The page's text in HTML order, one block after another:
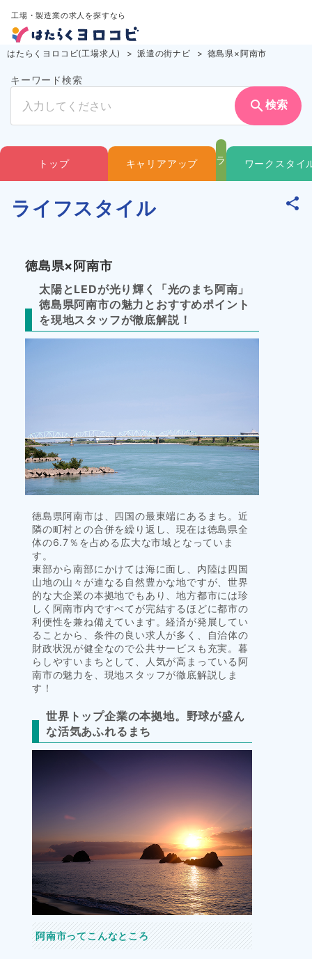
工場・製造業の求人を探すなら
はたらくヨロコビ(工場求人) 派遣の街ナビ 徳島県×阿南市
キーワード検索
search 検索
トップ キャリアアップ ラ
ス
ワークスタイ
ライフスタイル
徳島県×阿南市
太陽とLEDが光り輝く「光のまち阿南」
徳島県阿南市の魅力とおすすめポイント
を現地スタッフが徹底解説！
徳島県阿南市は、四国の最東端にあるまち。近
隣の町村との合併を繰り返し、現在は徳島県全
体の6.7％を占める広大な市域となっていま
す。
東部から南部にかけては海に面し、内陸は四国
山地の山々が連なる自然豊かな地ですが、世界
的な大企業の本拠地でもあり、地方都市には珍
しく阿南市内ですべてが完結するほどに都市の
利便性を兼ね備えています。経済が発展してい
ることから、条件の良い求人が多く、自治体の
財政状況が健全なので公共サービスも充実。暮
らしやすいまちとして、人気が高まっている阿
南市の魅力を、現地スタッフが徹底解説しま
す！
世界トップ企業の本拠地。野球が盛ん
な活気あふれるまち
阿南市ってこんなところ